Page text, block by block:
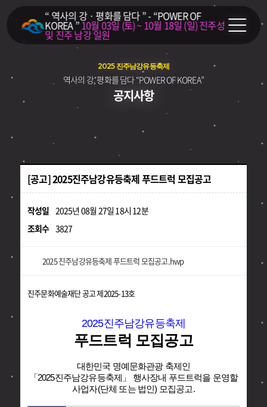
“ 역사의 강 · 평화를 담다 ” - “POWER OF
KOREA ”10월 03일 (토) ~ 10월 18일 (일)진주성
및 진주 남강 일원
2025 진주남강유등축제
역사의 강, 평화를 담다 “POWER OF KOREA”
공지사항
[공고] 2025진주남강유등축제 푸드트럭 모집공고
작성일 2025년 08월 27일 18시 12분
조회수 3827
2025 진주남강유등축제 푸드트럭 모집공고.hwp
진주문화예술재단 공고 제2025-13호
2025진주남강유등축제
푸드트럭 모집공고
대한민국 명예문화관광 축제인
「2025진주남강유등축제」 행사장내 푸드트럭을 운영할
사업자(단체 또는 법인) 모집공고.